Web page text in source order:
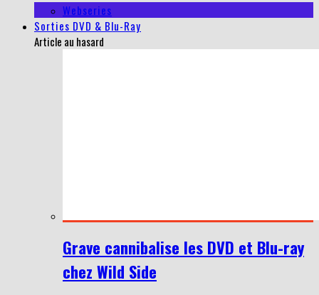
Webseries
Sorties DVD & Blu-Ray
Article au hasard
Grave cannibalise les DVD et Blu-ray
chez Wild Side